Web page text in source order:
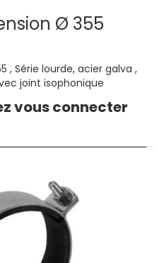
Ø 355
, Série lourde, acier galva ,
joint isophonique
vous connecter